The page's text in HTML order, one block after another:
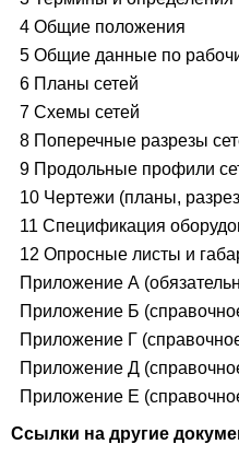
4 Общие положения
5 Общие данные по
6 Планы сетей
7 Схемы сетей
8 Поперечные разрезы
9 Продольные профили
10 Чертежи (планы,
11 Спецификация
12 Опросные листы и
Приложение А
Приложение Б
Приложение Г
Приложение Д
Приложение Е
Ссылки на другие